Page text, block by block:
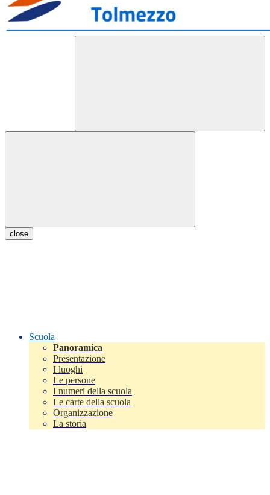
close
Scuola
Panoramica
Presentazione
I luoghi
Le persone
I numeri della scuola
Le carte della scuola
Organizzazione
La storia